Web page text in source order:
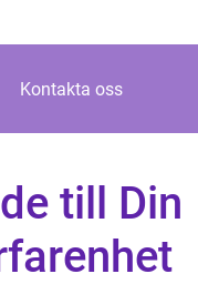
Kontakta oss
till Din